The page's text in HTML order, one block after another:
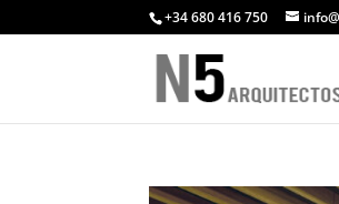
+34 680 416 750